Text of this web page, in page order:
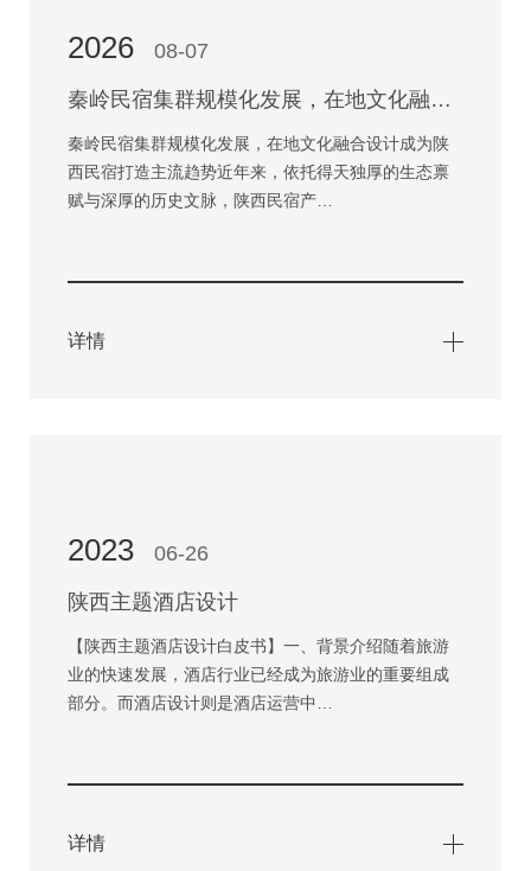
2026 08-07
秦岭民宿集群规模化发展，在地文化融合设计成为陕西民宿打造主流趋势
秦岭民宿集群规模化发展，在地文化融合设计成为陕
西民宿打造主流趋势近年来，依托得天独厚的生态禀
赋与深厚的历史文脉，陕西民宿产…
详情
2023 06-26
陕西主题酒店设计
【陕西主题酒店设计白皮书】一、背景介绍随着旅游
业的快速发展，酒店行业已经成为旅游业的重要组成
部分。而酒店设计则是酒店运营中…
详情